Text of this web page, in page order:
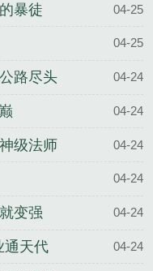
暴徒 04-25
04-25
路尽头 04-24
04-24
级法师 04-24
04-24
变强 04-24
通天代 04-24